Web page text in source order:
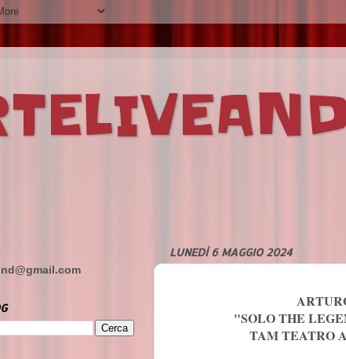
LUNEDÌ 6 MAGGIO 2024
"SOLO THE
TAM TEATRO